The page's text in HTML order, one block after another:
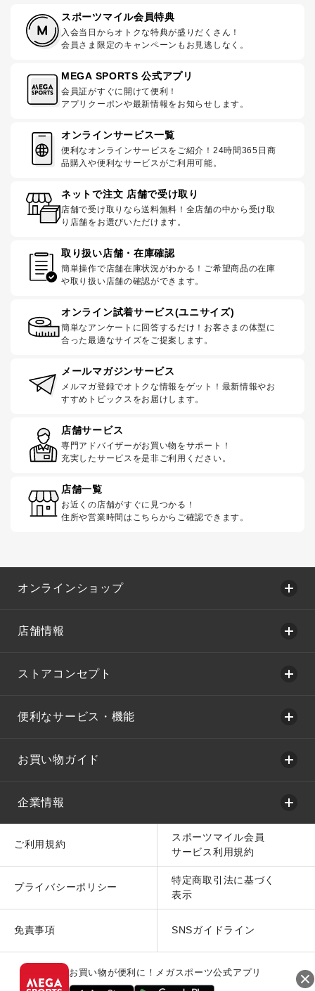
スポーツマイル会員特典
入会当日からオトクな特典が盛りだくさん！
会員さま限定のキャンペーンもお見逃しなく。
MEGA SPORTS 公式アプリ
会員証がすぐに開けて便利！
アプリクーポンや最新情報をお知らせします。
オンラインサービス一覧
便利なオンラインサービスをご紹介！24時間365日商
品購入や便利なサービスがご利用可能。
ネットで注文 店舗で受け取り
店舗で受け取りなら送料無料！全店舗の中から受け取
り店舗をお選びいただけます。
取り扱い店舗・在庫確認
簡単操作で店舗在庫状況がわかる！ご希望商品の在庫
や取り扱い店舗の確認ができます。
オンライン試着サービス(ユニサイズ)
簡単なアンケートに回答するだけ！お客さまの体型に
合った最適なサイズをご提案します。
メールマガジンサービス
メルマガ登録でオトクな情報をゲット！最新情報やお
すすめトピックスをお届けします。
店舗サービス
専門アドバイザーがお買い物をサポート！
充実したサービスを是非ご利用ください。
店舗一覧
お近くの店舗がすぐに見つかる！
住所や営業時間はこちらからご確認できます。
オンラインショップ
店舗情報
ストアコンセプト
便利なサービス・機能
お買い物ガイド
企業情報
ご利用規約
スポーツマイル会員
サービス利用規約
プライバシーポリシー
特定商取引法に基づく
表示
免責事項 SNSガイドライン
お買い物が便利に！メガスポーツ公式アプリ